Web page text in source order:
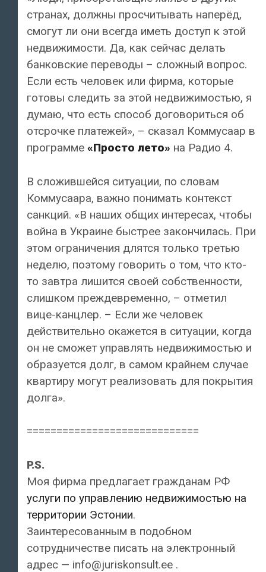
странах, должны просчитывать наперёд,
смогут ли они всегда иметь доступ к этой
недвижимости. Да, как сейчас делать
банковские переводы – сложный вопрос.
Если есть человек или фирма, которые
готовы следить за этой недвижимостью, я
думаю, что есть способ договориться об
отсрочке платежей», – сказал Коммусаар в
программе «Просто лето» на Радио 4.
В сложившейся ситуации, по словам
Коммусаара, важно понимать контекст
санкций. «В наших общих интересах, чтобы
война в Украине быстрее закончилась. При
этом ограничения длятся только третью
неделю, поэтому говорить о том, что кто-
то завтра лишится своей собственности,
слишком преждевременно, – отметил
вице-канцлер. – Если же человек
действительно окажется в ситуации, когда
он не сможет управлять недвижимостью и
образуется долг, в самом крайнем случае
квартиру могут реализовать для покрытия
долга».
=============================
P.S.
Моя фирма предлагает гражданам РФ
услуги по управлению недвижимостью на
территории Эстонии.
Заинтересованным в подобном
сотрудничестве писать на электронный
адрес — info@juriskonsult.ee .